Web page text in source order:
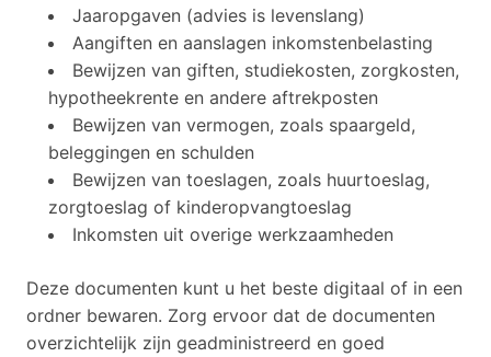
Jaaropgaven (advies is levenslang)
Aangiften en aanslagen inkomstenbelasting
Bewijzen van giften, studiekosten, zorgkosten,
hypotheekrente en andere aftrekposten
Bewijzen van vermogen, zoals spaargeld,
beleggingen en schulden
Bewijzen van toeslagen, zoals huurtoeslag,
zorgtoeslag of kinderopvangtoeslag
Inkomsten uit overige werkzaamheden
Deze documenten kunt u het beste digitaal of in een
ordner bewaren. Zorg ervoor dat de documenten
overzichtelijk zijn geadministreerd en goed